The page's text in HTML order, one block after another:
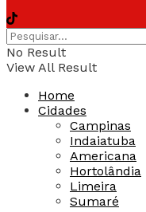
No Result
View All Result
Home
Cidades
Campinas
Indaiatuba
Americana
Hortolândia
Limeira
Sumaré